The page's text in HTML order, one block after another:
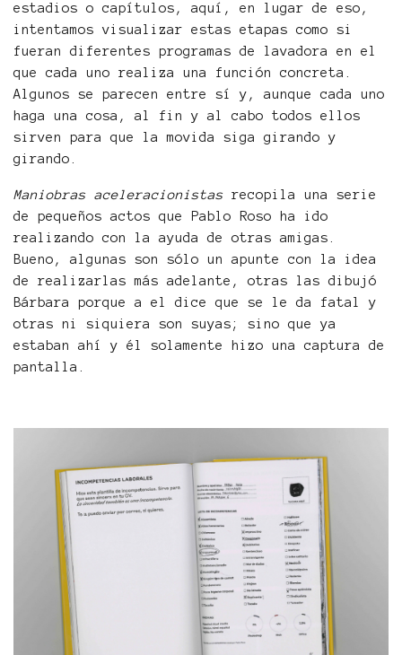
estadios o capítulos, aquí, en lugar de eso,
intentamos visualizar estas etapas como si
fueran diferentes programas de lavadora en el
que cada uno realiza una función concreta.
Algunos se parecen entre sí y, aunque cada uno
haga una cosa, al fin y al cabo todos ellos
sirven para que la movida siga girando y
girando.
Maniobras aceleracionistas recopila una serie
de pequeños actos que Pablo Roso ha ido
realizando con la ayuda de otras amigas.
Bueno, algunas son sólo un apunte con la idea
de realizarlas más adelante, otras las dibujó
Bárbara porque a el dice que se le da fatal y
otras ni siquiera son suyas; sino que ya
estaban ahí y él solamente hizo una captura de
pantalla.